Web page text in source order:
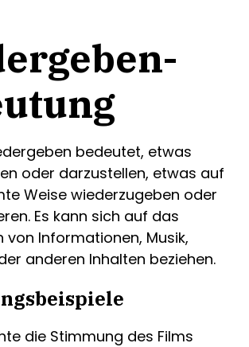
bedeutet, etwas
oder darzustellen, etwas auf
Weise wiederzugeben oder
Es kann sich auf das
von Informationen, Musik,
anderen Inhalten beziehen.
die Stimmung des Films